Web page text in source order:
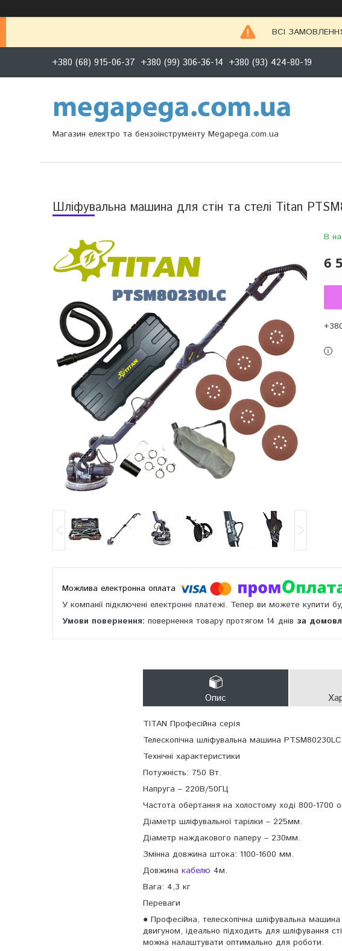
ВСІ
+380 (68) 915-06-37 +380 (99) 306-36-14 +380 (93) 424-80-19
Магазин електро та бензоінструменту Megapega.com.ua
Шліфувальна машина для стін та стелі Titan
В
6
У компанії підключені електронні платежі. Тепер ви можете купити
повернення товару протягом 14 днів за
Опис
TITAN Професійна серія
Телескопічна шліфувальна машина PTSM80230LC
Технічні характеристики
Потужність: 750 Вт.
Напруга – 220В/50ГЦ
Частота обертання на холостому ході 800-1700
Діаметр шліфувальної тарілки – 225мм.
Діаметр наждакового паперу – 230мм.
Змінна довжина штока: 1100-1600 мм.
Довжина кабелю 4м.
Вага: 4,3 кг
Переваги
● Професійна, телескопічна шліфувальна
двигуном, ідеально підходить для шліфування
можна налаштувати оптимально для роботи.